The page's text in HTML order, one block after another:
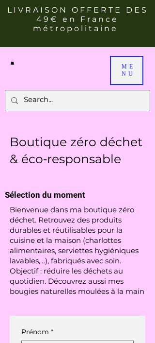
LIVRAISON OFFERTE DES
49€ en France
métropolitaine
ME
NU
Sélection du moment
Boutique zéro déchet
& éco‑responsable
Bienvenue dans ma boutique zéro
déchet. Retrouvez des produits
durables et réutilisables pour la
cuisine et la maison (charlottes
alimentaires, serviettes hygiéniques
lavables,…), fabriqués avec soin.
Objectif : réduire les déchets au
quotidien. Découvrez aussi mes
bougies naturelles moulées à la main
Prénom *